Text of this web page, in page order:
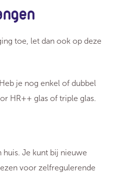
toe, let dan ook op deze
je nog enkel of dubbel
HR++ glas of triple glas.
huis. Je kunt bij nieuwe
voor zelfregulerende